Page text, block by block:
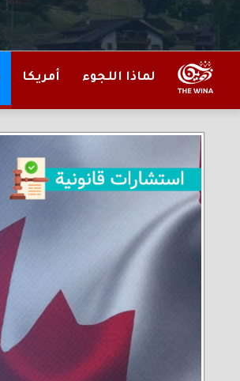
لماذا اللجوء أمريكا